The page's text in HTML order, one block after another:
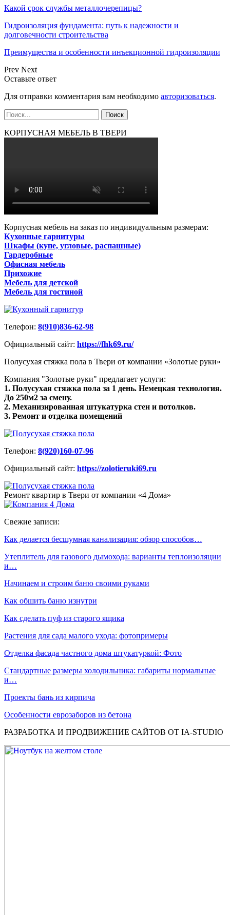
Какой срок службы металлочерепицы?
Гидроизоляция фундамента: путь к надежности и
долговечности строительства
Преимущества и особенности инъекционной гидроизоляции
Prev Next
Оставьте ответ
Для отправки комментария вам необходимо авторизоваться.
КОРПУСНАЯ МЕБЕЛЬ В ТВЕРИ
Корпусная мебель на заказ по индивидуальным размерам:
Кухонные гарнитуры
Шкафы (купе, угловые, распашные)
Гардеробные
Офисная мебель
Прихожие
Мебель для детской
Мебель для гостиной
Телефон: 8(910)836-62-98
Официальный сайт: https://fhk69.ru/
Полусухая стяжка пола в Твери от компании «Золотые руки»
Компания "Золотые руки" предлагает услуги:
1. Полусухая стяжка пола за 1 день. Немецкая технология.
До 250м2 за смену.
2. Механизированная штукатурка стен и потолков.
3. Ремонт и отделка помещений
Телефон: 8(920)160-07-96
Официальный сайт: https://zolotieruki69.ru
Ремонт квартир в Твери от компании «4 Дома»
Свежие записи:
Как делается бесшумная канализация: обзор способов…
Утеплитель для газового дымохода: варианты теплоизоляции
и…
Начинаем и строим баню своими руками
Как обшить баню изнутри
Как сделать пуф из старого ящика
Растения для сада малого ухода: фотопримеры
Отделка фасада частного дома штукатуркой: Фото
Стандартные размеры холодильника: габариты нормальные
и…
Проекты бань из кирпича
Особенности еврозаборов из бетона
РАЗРАБОТКА И ПРОДВИЖЕНИЕ САЙТОВ ОТ IA-STUDIO